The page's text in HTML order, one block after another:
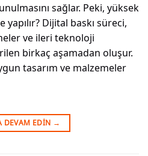
sağlar. Peki, yüksek
Dijital baskı süreci,
ve ileri teknoloji
birkaç aşamadan oluşur.
tasarım ve malzemeler
DEVAM EDIN →